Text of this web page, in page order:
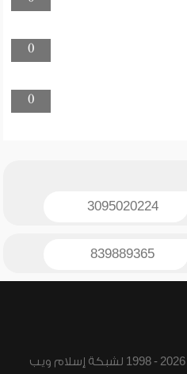
0
0
3095020224
839889365